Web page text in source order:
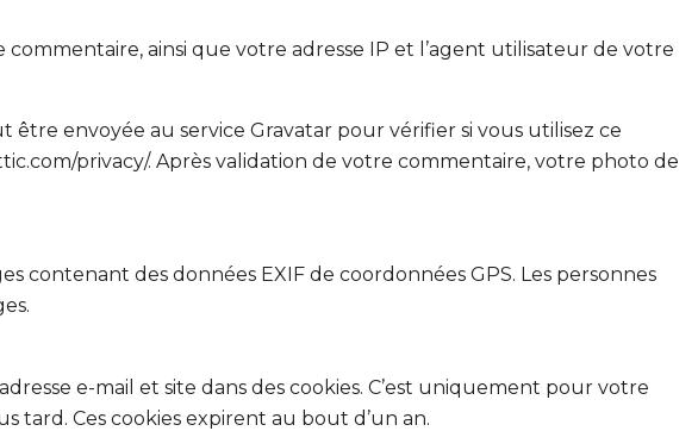
ainsi que votre adresse IP et l’agent utilisateur de votre
envoyée au service Gravatar pour vérifier si vous utilisez ce
privacy/. Après validation de votre commentaire, votre photo de
contenant des données EXIF de coordonnées GPS. Les personnes
e-mail et site dans des cookies. C’est uniquement pour votre
tard. Ces cookies expirent au bout d’un an.